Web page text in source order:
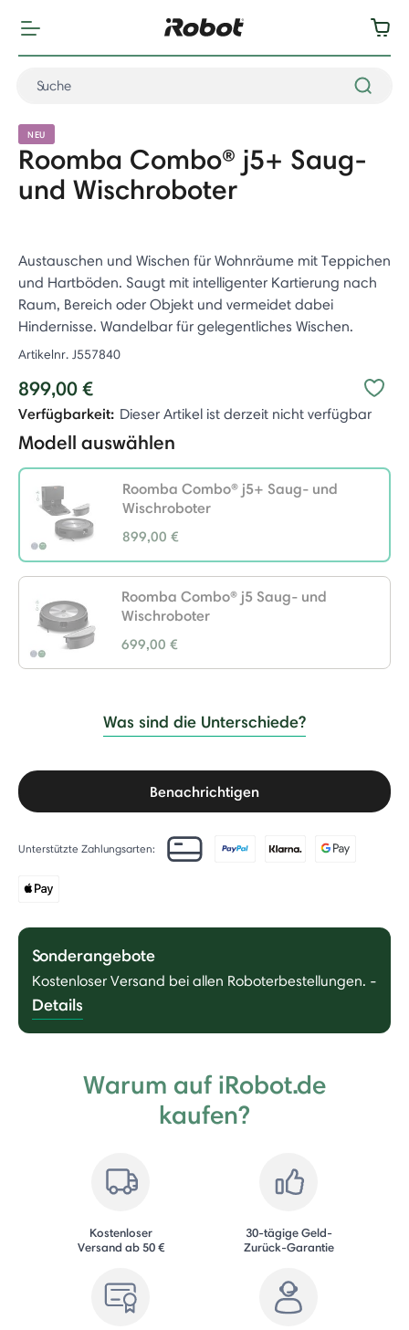
NEU
Roomba Combo® j5+ Saug-
und Wischroboter
Austauschen und Wischen für Wohnräume mit Teppichen
und Hartböden. Saugt mit intelligenter Kartierung nach
Raum, Bereich oder Objekt und vermeidet dabei
Hindernisse. Wandelbar für gelegentliches Wischen. ​
Artikelnr. J557840
899,00 €
Verfügbarkeit: Dieser Artikel ist derzeit nicht verfügbar
Modell auswählen
Roomba Combo® j5+ Saug- und
Wischroboter
899,00 €
selected
Roomba Combo® j5 Saug- und
Wischroboter
699,00 €
Was sind die Unterschiede?
Benachrichtigen
Unterstützte Zahlungsarten:
Sonderangebote
Kostenloser Versand bei allen Roboterbestellungen. -
Details
Warum auf iRobot.de
kaufen?
Kostenloser
Versand ab 50 €
30-tägige Geld-
Zurück-Garantie